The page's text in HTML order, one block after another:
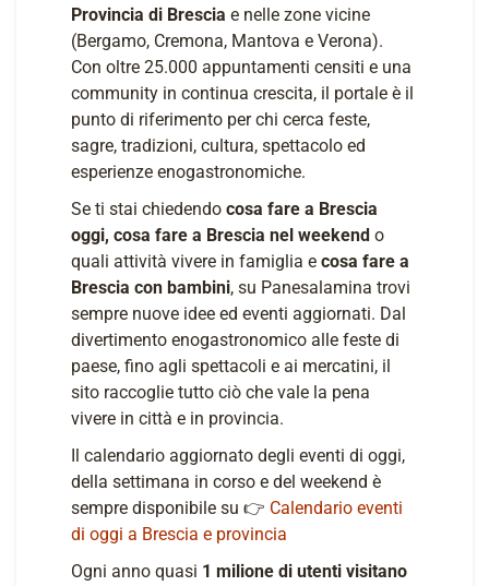
Provincia di Brescia e nelle zone vicine
(Bergamo, Cremona, Mantova e Verona).
Con oltre 25.000 appuntamenti censiti e una
community in continua crescita, il portale è il
punto di riferimento per chi cerca feste,
sagre, tradizioni, cultura, spettacolo ed
esperienze enogastronomiche.
Se ti stai chiedendo cosa fare a Brescia
oggi, cosa fare a Brescia nel weekend o
quali attività vivere in famiglia e cosa fare a
Brescia con bambini, su Panesalamina trovi
sempre nuove idee ed eventi aggiornati. Dal
divertimento enogastronomico alle feste di
paese, fino agli spettacoli e ai mercatini, il
sito raccoglie tutto ciò che vale la pena
vivere in città e in provincia.
Il calendario aggiornato degli eventi di oggi,
della settimana in corso e del weekend è
sempre disponibile su 👉 Calendario eventi
di oggi a Brescia e provincia
Ogni anno quasi 1 milione di utenti visitano